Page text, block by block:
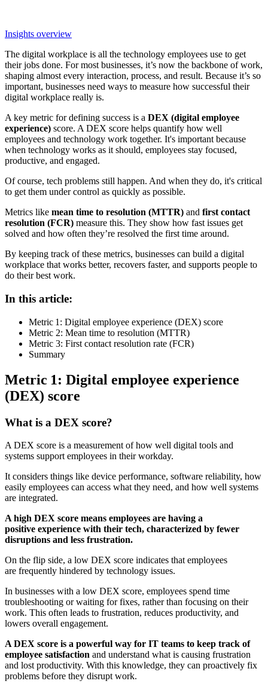
Insights overview
The digital workplace is all the technology employees use to get
their jobs done. For most businesses, it’s now the backbone of work,
shaping almost every interaction, process, and result. Because it’s so
important, businesses need ways to measure how successful their
digital workplace really is.
A key metric for defining success is a DEX (digital employee
experience) score. A DEX score helps quantify how well
employees and technology work together. It's important because
when technology works as it should, employees stay focused,
productive, and engaged.
Of course, tech problems still happen. And when they do, it's critical
to get them under control as quickly as possible.
Metrics like mean time to resolution (MTTR) and first contact
resolution (FCR) measure this. They show how fast issues get
solved and how often they’re resolved the first time around.
By keeping track of these metrics, businesses can build a digital
workplace that works better, recovers faster, and supports people to
do their best work.
In this article:
Metric 1: Digital employee experience (DEX) score
Metric 2: Mean time to resolution (MTTR)
Metric 3: First contact resolution rate (FCR)
Summary
Metric 1: Digital employee experience
(DEX) score
What is a DEX score?
A DEX score is a measurement of how well digital tools and
systems support employees in their workday.
It considers things like device performance, software reliability, how
easily employees can access what they need, and how well systems
are integrated.
A high DEX score means employees are having a
positive experience with their tech, characterized by fewer
disruptions and less frustration.
On the flip side, a low DEX score indicates that employees
are frequently hindered by technology issues.
In businesses with a low DEX score, employees spend time
troubleshooting or waiting for fixes, rather than focusing on their
work. This often leads to frustration, reduces productivity, and
lowers overall engagement.
A DEX score is a powerful way for IT teams to keep track of
employee satisfaction and understand what is causing frustration
and lost productivity. With this knowledge, they can proactively fix
problems before they disrupt work.